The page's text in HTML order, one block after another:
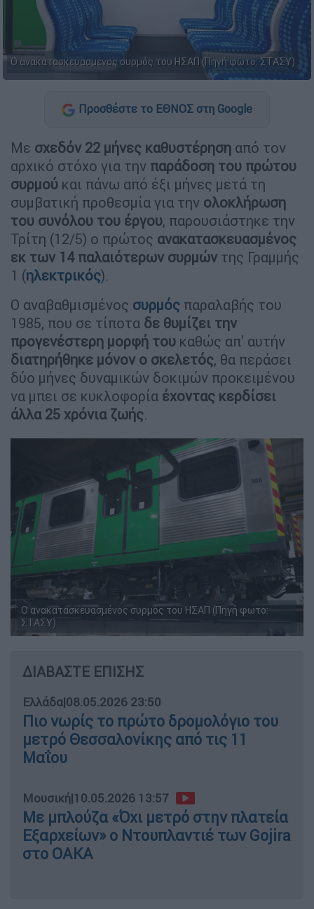
Ο ανακατασκευασμένος συρμός του ΗΣΑΠ (Πηγή φωτο: ΣΤΑΣΥ)
Προσθέστε το ΕΘΝΟΣ στη Google
Με σχεδόν 22 μήνες καθυστέρηση από τον
αρχικό στόχο για την παράδοση του πρώτου
συρμού και πάνω από έξι μήνες μετά τη
συμβατική προθεσμία για την ολοκλήρωση
του συνόλου του έργου, παρουσιάστηκε την
Τρίτη (12/5) ο πρώτος ανακατασκευασμένος
εκ των 14 παλαιότερων συρμών της Γραμμής
1 (ηλεκτρικός).
Ο αναβαθμισμένος συρμός παραλαβής του
1985, που σε τίποτα δε θυμίζει την
προγενέστερη μορφή του καθώς απ' αυτήν
διατηρήθηκε μόνον ο σκελετός, θα περάσει
δύο μήνες δυναμικών δοκιμών προκειμένου
να μπει σε κυκλοφορία έχοντας κερδίσει
άλλα 25 χρόνια ζωής.
Ο ανακατασκευασμένος συρμός του ΗΣΑΠ (Πηγή φωτο:
ΣΤΑΣΥ)
ΔΙΑΒΑΣΤΕ ΕΠΙΣΗΣ
Ελλάδα|08.05.2026 23:50
Πιο νωρίς το πρώτο δρομολόγιο του
μετρό Θεσσαλονίκης από τις 11
Μαΐου
Μουσική|10.05.2026 13:57
Με μπλούζα «Όχι μετρό στην πλατεία
Εξαρχείων» ο Ντουπλαντιέ των Gojira
στο ΟΑΚΑ